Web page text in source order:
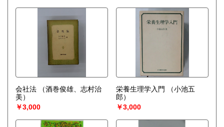
会社法
（酒巻俊雄、志村治
美）
￥3,000
栄養生理学入門
（小池五
郎）
￥3,000